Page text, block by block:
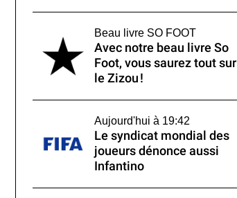
Beau livre SO FOOT
Avec notre beau livre So
Foot, vous saurez tout sur
le Zizou !
Aujourd'hui à 19:42
Le syndicat mondial des
joueurs dénonce aussi
Infantino